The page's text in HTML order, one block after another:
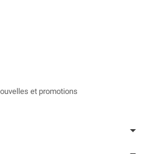
et promotions